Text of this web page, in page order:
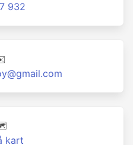
932
kart